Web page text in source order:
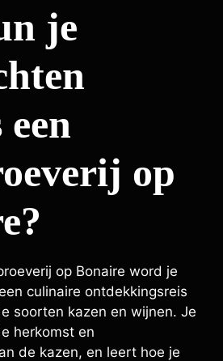
je
op
op Bonaire word je
culinaire ontdekkingsreis
soorten kazen en wijnen. Je
herkomst en
de kazen, en leert hoe je